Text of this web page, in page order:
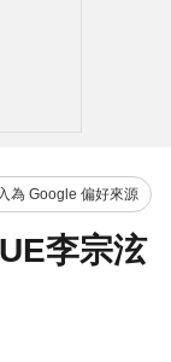
為 Google 偏好來源
李宗泫